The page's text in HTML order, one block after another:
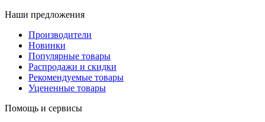
Наши предложения
Производители
Новинки
Популярные товары
Распродажи и скидки
Рекомендуемые товары
Уцененные товары
Помощь и сервисы